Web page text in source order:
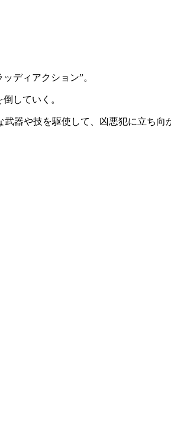
ッディアクション”。
倒していく。
器や技を駆使して、凶悪犯に立ち向